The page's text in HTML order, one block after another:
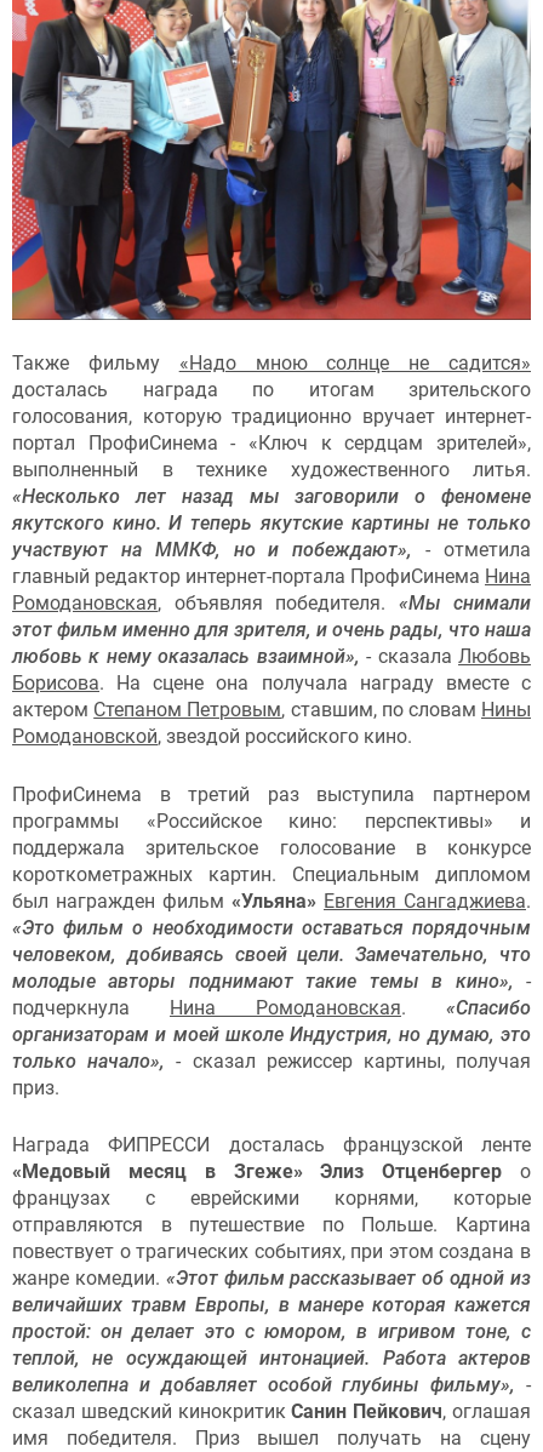
Также фильму «Надо мною солнце не садится»
досталась награда по итогам зрительского
голосования, которую традиционно вручает интернет-
портал ПрофиСинема - «Ключ к сердцам зрителей»,
выполненный в технике художественного литья.
«Несколько лет назад мы заговорили о феномене
якутского кино. И теперь якутские картины не только
участвуют на ММКФ, но и побеждают»,
- отметила
главный редактор интернет-портала ПрофиСинема Нина
Ромодановская, объявляя победителя. «Мы снимали
этот фильм именно для зрителя, и очень рады, что наша
любовь к нему оказалась взаимной», - сказалаЛюбовь
Борисова. На сцене она получала награду вместе с
актером Степаном Петровым, ставшим, по словам Нины
Ромодановской, звездой российского кино.
ПрофиСинема в третий раз выступила партнером
программы «Российское кино: перспективы» и
поддержала зрительское голосование в конкурсе
короткометражных картин. Специальным дипломом
был награжден фильм «Ульяна» Евгения Сангаджиева.
«Это фильм о необходимости оставаться порядочным
человеком, добиваясь своей цели. Замечательно, что
молодые авторы поднимают такие темы в кино», -
подчеркнула Нина Ромодановская. «Спасибо
организаторам и моей школе Индустрия, но думаю, это
только начало», - сказал режиссер картины, получая
приз.
Награда ФИПРЕССИ досталась французской ленте
«Медовый месяц в Згеже» Элиз Отценбергер о
французах с еврейскими корнями, которые
отправляются в путешествие по Польше. Картина
повествует о трагических событиях, при этом создана в
жанре комедии. «Этот фильм рассказывает об одной из
величайших травм Европы, в манере которая кажется
простой: он делает это с юмором, в игривом тоне, с
теплой, не осуждающей интонацией. Работа актеров
великолепна и добавляет особой глубины фильму», -
сказал шведский кинокритикСанин Пейкович, оглашая
имя победителя. Приз вышел получать на сцену